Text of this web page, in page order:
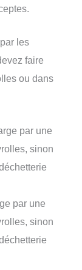
les
faire
ou dans
par une
sinon
par une
sinon